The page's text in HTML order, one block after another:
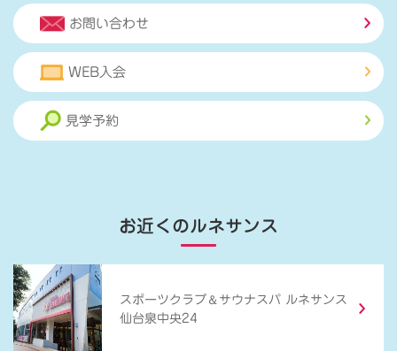
お問い合わせ
WEB入会
見学予約
お近くのルネサンス
スポーツクラブ ＆ サウナスパ ルネサンス
仙台泉中央24